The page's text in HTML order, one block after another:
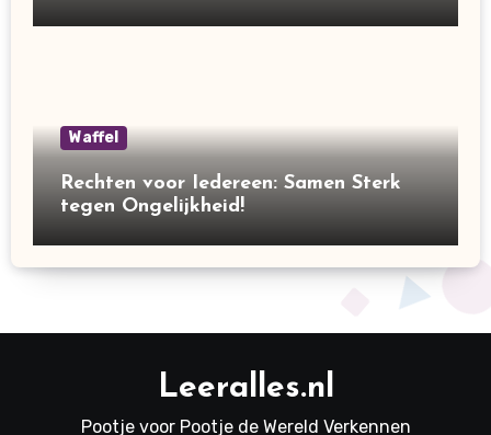
Waffel
Rechten voor Iedereen: Samen Sterk
tegen Ongelijkheid!
Leeralles.nl
Pootje voor Pootje de Wereld Verkennen